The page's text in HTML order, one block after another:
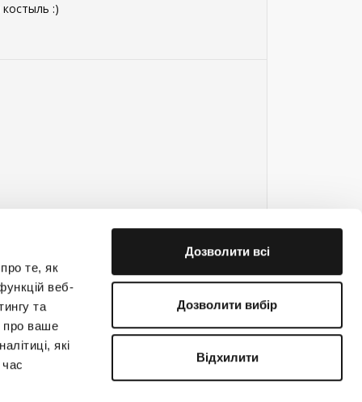
те, як
веб-
та
про ваше
які
Дозволити всі
Дозволити вибір
Відхилити
:)
на связи!
363-31-33 support@creatio.com